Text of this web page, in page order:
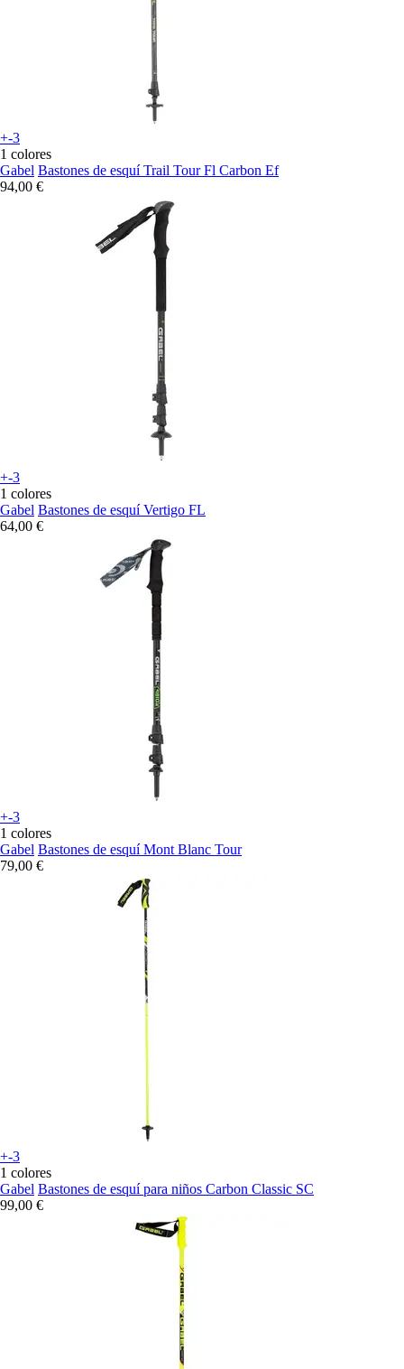
+-3
1 colores
Gabel Bastones de esquí Trail Tour Fl Carbon Ef
94,00 €
+-3
1 colores
Gabel Bastones de esquí Vertigo FL
64,00 €
+-3
1 colores
Gabel Bastones de esquí Mont Blanc Tour
79,00 €
+-3
1 colores
Gabel Bastones de esquí para niños Carbon Classic SC
99,00 €